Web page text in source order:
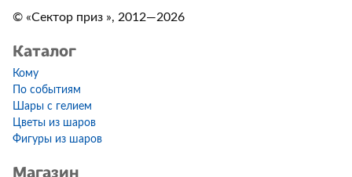
© «Сектор приз », 2012—2026
Каталог
Кому
По событиям
Шары с гелием
Цветы из шаров
Фигуры из шаров
Магазин